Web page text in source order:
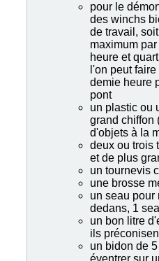
pour le
des winchs
de travail,
maximum
heure et
l'on peut
demie heure
pont
un plastic ou
grand chiffon
d'objets à la
deux ou trois
et de plus
un tournevis
une brosse
un seau pour
dedans, 1
un bon litre
ils
un bidon de
éventrer sur